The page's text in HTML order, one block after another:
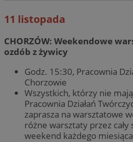
11 listopada
CHORZÓW: Weekendowe
ozdób z żywicy
Godz. 15:30, Pracownia
Chorzowie
Wszystkich, którzy nie
Pracownia Działań
zaprasza na warsztatowe
różne warsztaty przez cały
weekend każdego